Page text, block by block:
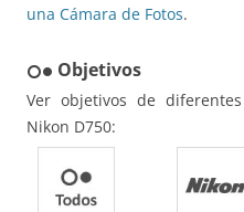
una Cámara de Fotos.
hdr_weak Objetivos
Ver objetivos de
Nikon D750: